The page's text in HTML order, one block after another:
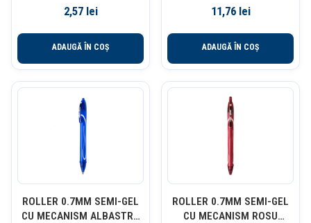
2,57 lei
ADAUGĂ ÎN COȘ
QUICK-DRY BIC
11,76 lei
ADAUGĂ ÎN COȘ
ROLLER 0.7MM SEMI-GEL
CU MECANISM ALBASTRU
ROLLER 0.7MM SEMI-GEL
CU MECANISM ROSU